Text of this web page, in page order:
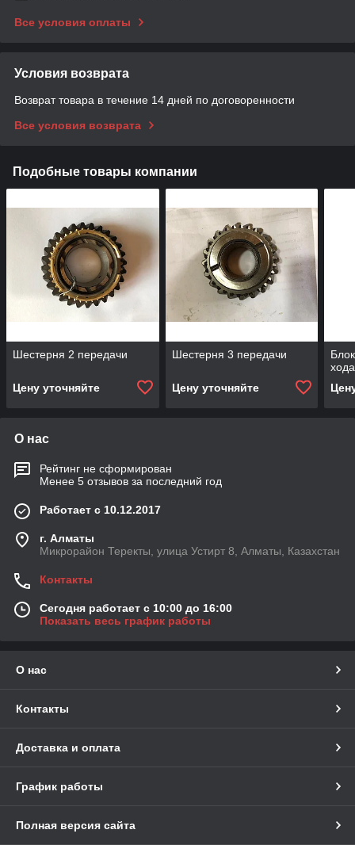
Все условия оплаты
Условия возврата
Возврат товара в течение 14 дней по договоренности
Все условия возврата
Подобные товары компании
Шестерня 2 передачи
Цену уточняйте
Шестерня 3 передачи
Цену уточняйте
хода
О нас
Рейтинг не сформирован
Менее 5 отзывов за последний год
Работает с 10.12.2017
г. Алматы
Микрорайон Теректы, улица Устирт 8, Алматы, Казахстан
Контакты
Сегодня работает с 10:00 до 16:00
Показать весь график работы
О нас
Контакты
Доставка и оплата
График работы
Полная версия сайта